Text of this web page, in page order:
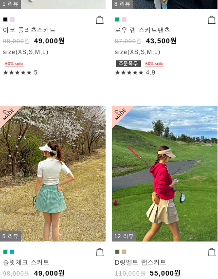
1 리뷰
아코 플리츠스커트
98,000원 49,000원
size(XS,S,M,L)
★★★★★ 5
8 리뷰
로우 랩 스커트팬츠
87,000원 43,500원
size(XS,S,M,L)
★★★★★ 4.9
5 리뷰
슬릿체크 스커트
98,000원 49,000원
12 리뷰
D링벨트 랩스커트
110,000원 55,000원